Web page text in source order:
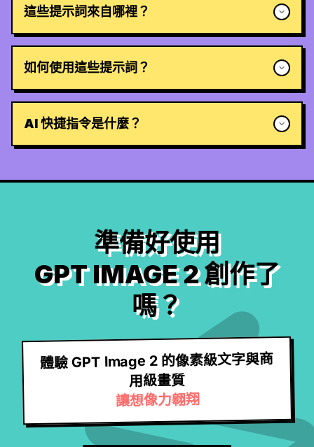
這些提示詞來自哪裡？
如何使用這些提示詞？
AI 快捷指令是什麼？
準備好使用
GPT IMAGE 2 創作了
嗎？
體驗 GPT Image 2 的像素級文字與商
用級畫質
讓想像力翱翔